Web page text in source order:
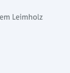
Leimholz